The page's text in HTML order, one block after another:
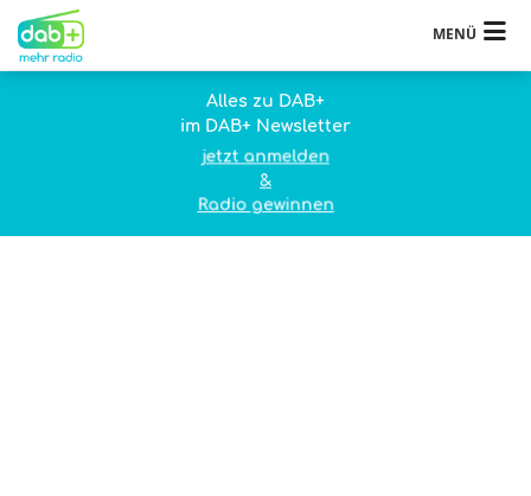
MENÜ
Alles zu DAB+
im DAB+ Newsletter
jetzt anmelden
&
Radio gewinnen